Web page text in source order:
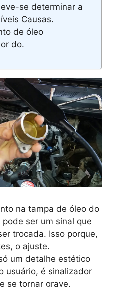
se determinar a
Causas.
de óleo
do.
na tampa de óleo do
ser um sinal que
trocada. Isso porque,
o ajuste.
um detalhe estético
usuário, é sinalizador
se tornar grave,